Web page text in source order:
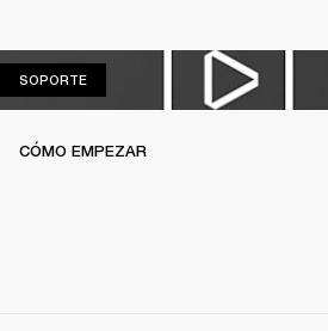
SOPORTESOPORTE
CÓMO EMPEZAR